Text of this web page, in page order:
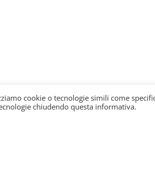
cookie o tecnologie simili come
chiudendo questa informativa.